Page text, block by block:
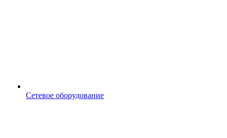
Сетевое оборудование